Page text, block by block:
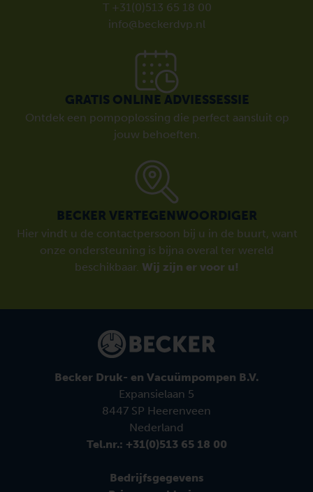
T +31(0)513 65 18 00
info@beckerdvp.nl
GRATIS ONLINE ADVIESSESSIE
Ontdek een pompoplossing die perfect aansluit op
jouw behoeften.
BECKER VERTEGENWOORDIGER
Hier vindt u de contactpersoon bij u in de buurt, want
onze ondersteuning is bijna overal ter wereld
beschikbaar. Wij zijn er voor u!
Becker Druk- en Vacuümpompen B.V.
Expansielaan 5
8447 SP Heerenveen
Nederland
Tel.nr.: +31(0)513 65 18 00
Bedrijfsgegevens